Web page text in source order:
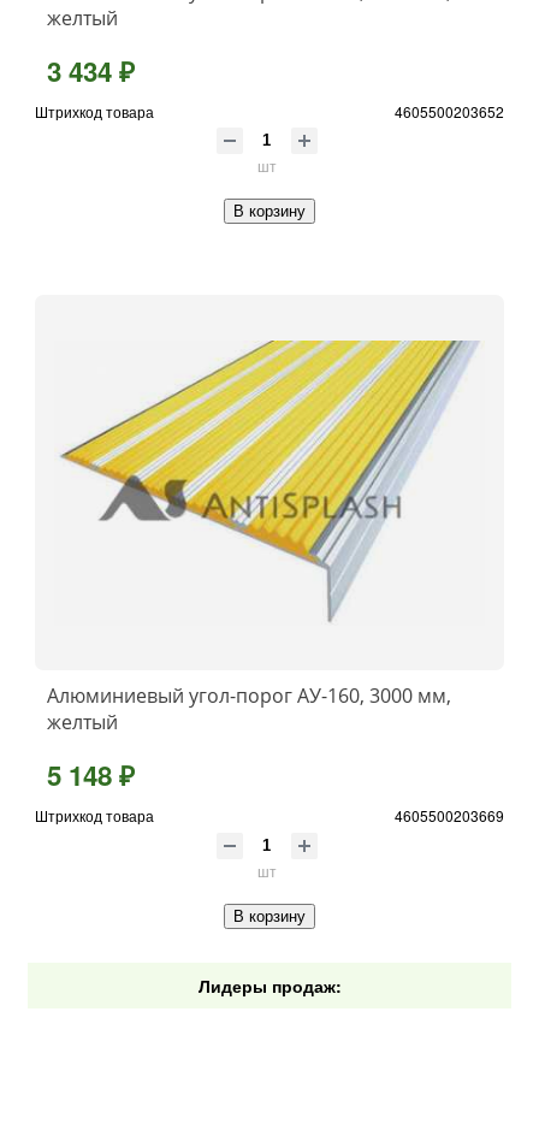
желтый
3 434 ₽
Штрихкод товара 4605500203652
шт
В корзину
Алюминиевый угол-порог АУ-160, 3000 мм,
желтый
5 148 ₽
Штрихкод товара 4605500203669
шт
В корзину
Лидеры продаж: